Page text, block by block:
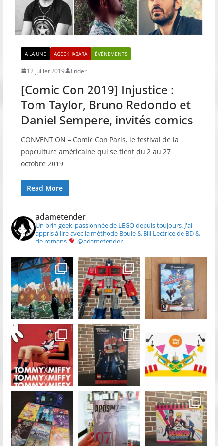
A LA UNE AGEEKHABARA ÉVÉNEMENTS
12 juillet 2019 Ender
[Comic Con 2019] Injustice :
Tom Taylor, Bruno Redondo et
Daniel Sempere, invités comics
CONVENTION – Comic Con Paris, le festival de la
popculture américaine qui se tient du 2 au 27
octobre 2019
Read More
adametender
Un brin geek, passionnée de LEGO depuis toujours.J'ai
appris à lire avec la méthode Boule & Bill Lectrice de BD &
de romans
@adametender